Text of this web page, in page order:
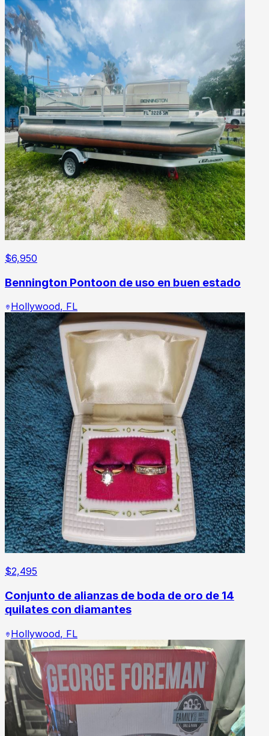
$6,950
Bennington Pontoon de uso en buen estado
Hollywood, FL
$2,495
Conjunto de alianzas de boda de oro de 14
quilates con diamantes
Hollywood, FL